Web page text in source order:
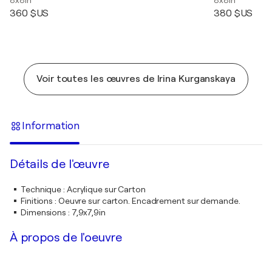
360 $US 380 $US
Voir toutes les œuvres de Irina Kurganskaya
Information
Détails de l'œuvre
Technique: Acrylique sur Carton
Finitions : Oeuvre sur carton. Encadrement sur demande.
Dimensions : 7,9x7,9in
À propos de l'oeuvre